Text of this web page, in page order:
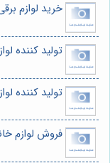
خرید لوازم
تولید کننده
تولید کننده
فروش لوازم